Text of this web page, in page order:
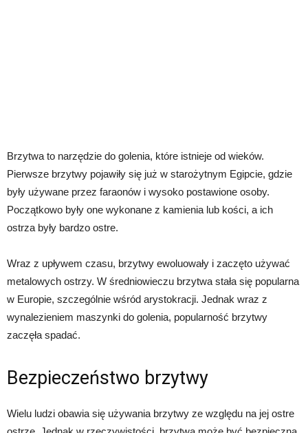
Brzytwa to narzędzie do golenia, które istnieje od wieków.
Pierwsze brzytwy pojawiły się już w starożytnym Egipcie, gdzie
były używane przez faraonów i wysoko postawione osoby.
Początkowo były one wykonane z kamienia lub kości, a ich
ostrza były bardzo ostre.
Wraz z upływem czasu, brzytwy ewoluowały i zaczęto używać
metalowych ostrzy. W średniowieczu brzytwa stała się popularna
w Europie, szczególnie wśród arystokracji. Jednak wraz z
wynalezieniem maszynki do golenia, popularność brzytwy
zaczęła spadać.
Bezpieczeństwo brzytwy
Wielu ludzi obawia się używania brzytwy ze względu na jej ostre